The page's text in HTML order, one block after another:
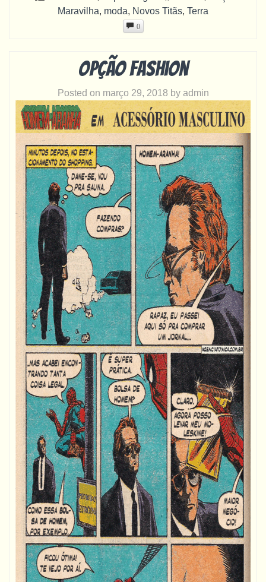
Maravilha, moda, Novos Titãs, Terra
0
Opção fashion
Posted on março 29, 2018 by admin